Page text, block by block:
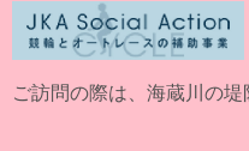
ご訪問の際は、海蔵川の堤